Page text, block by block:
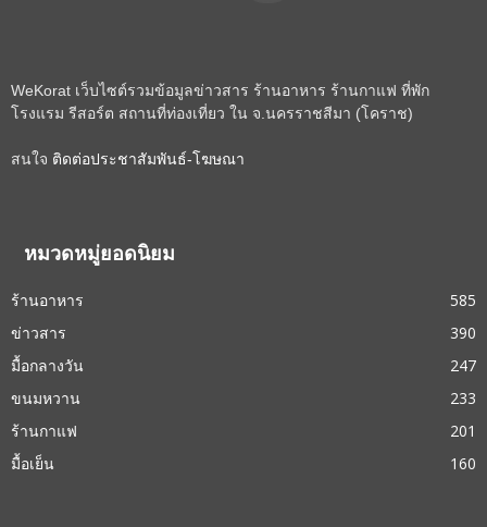
WeKorat เว็บไซต์รวมข้อมูลข่าวสาร ร้านอาหาร ร้านกาแฟ ที่พัก
โรงแรม รีสอร์ต สถานที่ท่องเที่ยว ใน จ.นครราชสีมา (โคราช)
สนใจ ติดต่อประชาสัมพันธ์-โฆษณา
หมวดหมู่ยอดนิยม
ร้านอาหาร
585
ข่าวสาร
390
มื้อกลางวัน
247
ขนมหวาน
233
ร้านกาแฟ
201
มื้อเย็น
160